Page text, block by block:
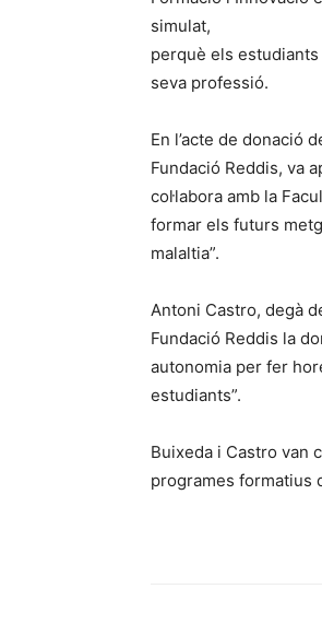
simulat,
perquè els
seva professió.
En l’acte de donació
Fundació Reddis, va
col·labora amb la
formar els futurs
malaltia”.
Antoni Castro, degà
Fundació Reddis la
autonomia per fer
estudiants”.
Buixeda i Castro van
programes formatius